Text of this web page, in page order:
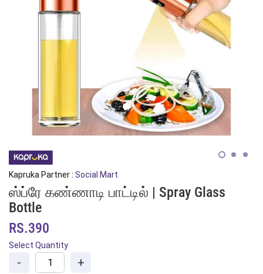
Kapruka Partner : Social Mart
ஸ்ப்ரே கண்ணாடி பாட்டில் | Spray Glass
Bottle
RS.390
Select Quantity
- +